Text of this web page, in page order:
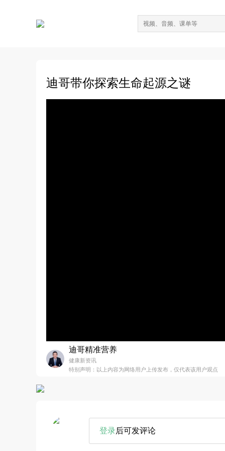
迪哥带你探索生命起源之谜
迪哥精准营养
健康新资讯
特别声明：以上内容为网络用户上传发布，仅代表该用户观点
登录后可发评论